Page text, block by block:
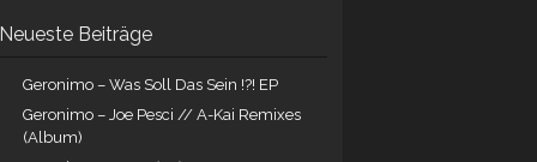
Neueste Beiträge
Geronimo – Was Soll Das Sein !?! EP
Geronimo – Joe Pesci // A-Kai Remixes
(Album)